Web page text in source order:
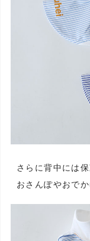
さらに背中には
おさんぽやおで